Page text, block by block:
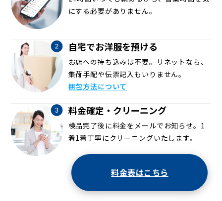
にする必要がありません。
自宅でお洋服を預ける
お店への持ち込みは不要。リネットなら、
集荷手配や伝票記入もいりません。
梱包方法について
料金確定・クリーニング
検品完了後に料金をメールでお知らせ。1
着1着丁寧にクリーニングいたします。
料金表はこちら